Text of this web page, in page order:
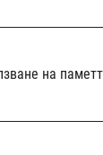
на